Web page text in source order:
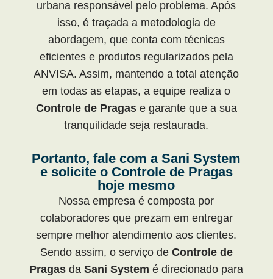
urbana responsável pelo problema. Após
isso, é traçada a metodologia de
abordagem, que conta com técnicas
eficientes e produtos regularizados pela
ANVISA. Assim, mantendo a total atenção
em todas as etapas, a equipe realiza o
Controle de Pragase garante que a sua
tranquilidade seja restaurada.
Portanto, fale com a Sani System
e solicite o Controle de Pragas
hoje mesmo
Nossa empresa é composta por
colaboradores que prezam em entregar
sempre melhor atendimento aos clientes.
Sendo assim, o serviço de Controle de
Pragas daSani System é direcionado para